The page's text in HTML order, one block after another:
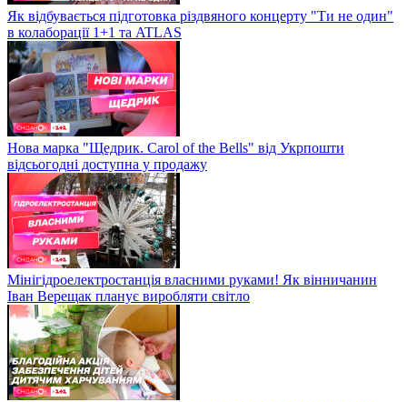
Як відбувається підготовка різдвяного концерту "Ти не один"
в колаборації 1+1 та ATLAS
Нова марка "Щедрик. Carol of the Bells" від Укрпошти
відсьогодні доступна у продажу
Мінігідроелектростанція власними руками! Як вінничанин
Іван Верещак планує виробляти світло